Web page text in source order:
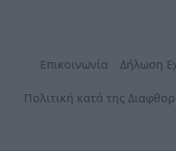
Επικοινωνία Δήλωση
Πολιτική κατά της